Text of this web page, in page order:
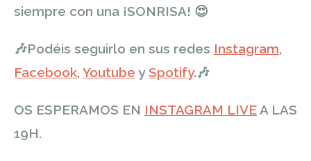
siempre con una ¡SONRISA! 😍
🎶Podéis seguirlo en sus redes Instagram,
Facebook, Youtube ySpotify.🎶
OS ESPERAMOS EN INSTAGRAM LIVEA LAS
19H.